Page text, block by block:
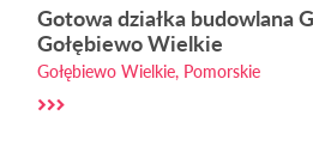
Gotowa działka budowlana
Gołębiewo Wielkie
Gołębiewo Wielkie, Pomorskie